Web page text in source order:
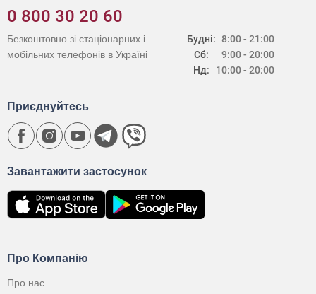
0 800 30 20 60
Будні:
Сб:
Нд:
8:00 - 21:00
9:00 - 20:00
10:00 - 20:00
Безкоштовно зі стаціонарних і
мобільних телефонів в Україні
Про Компанію
Про нас
Завантажити застосунок
Приєднуйтесь